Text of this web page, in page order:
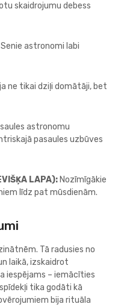
skaidrojumu debess
Senie astronomi labi
ne tikai dziļi domātāji, bet
astronomu
pasaules uzbūves
LAPA): Nozīmīgākie
līdz pat mūsdienām.
Tā radusies no
laikā, izskaidrot
iespējams – iemācīties
tika godāti kā
bija rituāla